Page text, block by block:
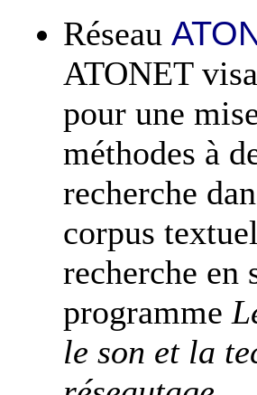
Réseau
ATONET
pour une
méthodes à
recherche
corpus
recherche en
programme
le son et la